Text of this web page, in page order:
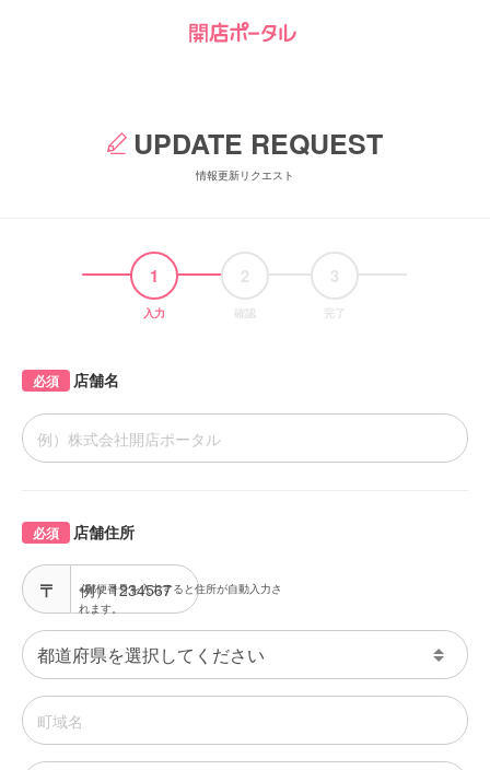
UPDATE REQUEST
情報更新リクエスト
1
入力
2
確認
3
完了
店舗名
必須
店舗住所
必須
※郵便番号を入力すると住所が自動入力さ
れます。